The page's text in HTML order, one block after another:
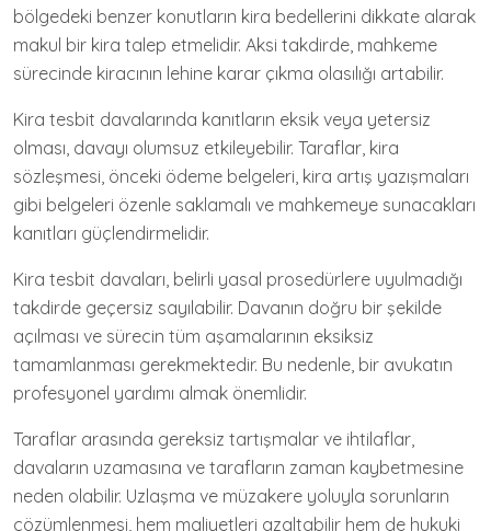
bölgedeki benzer konutların kira bedellerini dikkate alarak
makul bir kira talep etmelidir. Aksi takdirde, mahkeme
sürecinde kiracının lehine karar çıkma olasılığı artabilir.
Kira tesbit davalarında kanıtların eksik veya yetersiz
olması, davayı olumsuz etkileyebilir. Taraflar, kira
sözleşmesi, önceki ödeme belgeleri, kira artış yazışmaları
gibi belgeleri özenle saklamalı ve mahkemeye sunacakları
kanıtları güçlendirmelidir.
Kira tesbit davaları, belirli yasal prosedürlere uyulmadığı
takdirde geçersiz sayılabilir. Davanın doğru bir şekilde
açılması ve sürecin tüm aşamalarının eksiksiz
tamamlanması gerekmektedir. Bu nedenle, bir avukatın
profesyonel yardımı almak önemlidir.
Taraflar arasında gereksiz tartışmalar ve ihtilaflar,
davaların uzamasına ve tarafların zaman kaybetmesine
neden olabilir. Uzlaşma ve müzakere yoluyla sorunların
çözümlenmesi, hem maliyetleri azaltabilir hem de hukuki